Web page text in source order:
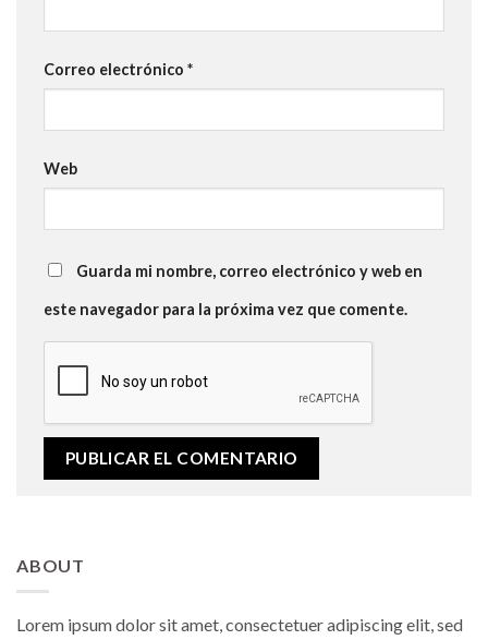
Correo electrónico *
Web
Guarda mi nombre, correo electrónico y web en
este navegador para la próxima vez que comente.
ABOUT
Lorem ipsum dolor sit amet, consectetuer adipiscing elit, sed